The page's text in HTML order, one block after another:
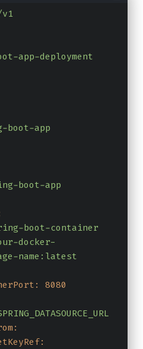
app-deployment
boot-app
boot-app
boot-container
docker-
name:latest
8080